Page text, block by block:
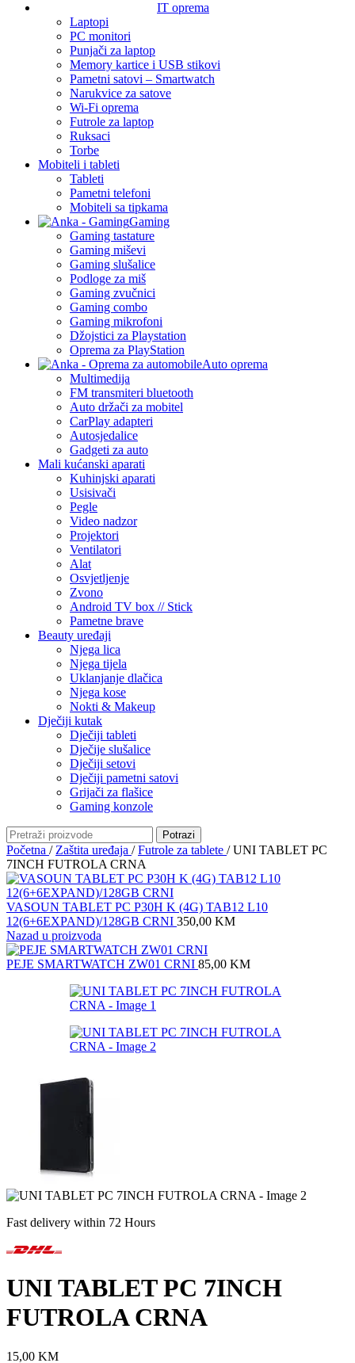
IT oprema
Laptopi
PC monitori
Punjači za laptop
Memory kartice i USB stikovi
Pametni satovi – Smartwatch
Narukvice za satove
Wi-Fi oprema
Futrole za laptop
Ruksaci
Torbe
Mobiteli i tableti
Tableti
Pametni telefoni
Mobiteli sa tipkama
Gaming
Gaming tastature
Gaming miševi
Gaming slušalice
Podloge za miš
Gaming zvučnici
Gaming combo
Gaming mikrofoni
Džojstici za Playstation
Oprema za PlayStation
Auto oprema
Multimedija
FM transmiteri bluetooth
Auto držači za mobitel
CarPlay adapteri
Autosjedalice
Gadgeti za auto
Mali kućanski aparati
Kuhinjski aparati
Usisivači
Pegle
Video nadzor
Projektori
Ventilatori
Alat
Osvjetljenje
Zvono
Android TV box // Stick
Pametne brave
Beauty uređaji
Njega lica
Njega tijela
Uklanjanje dlačica
Njega kose
Nokti & Makeup
Dječiji kutak
Dječiji tableti
Dječije slušalice
Dječiji setovi
Dječiji pametni satovi
Grijači za flašice
Gaming konzole
Potrazi
Početna / Zaštita uređaja / Futrole za tablete / UNI TABLET PC
7INCH FUTROLA CRNA
VASOUN TABLET PC P30H K (4G) TAB12 L10
12(6+6EXPAND)/128GB CRNI 350,00 KM
Nazad u proizvoda
PEJE SMARTWATCH ZW01 CRNI 85,00 KM
Fast delivery within 72 Hours
UNI TABLET PC 7INCH
FUTROLA CRNA
15,00 KM